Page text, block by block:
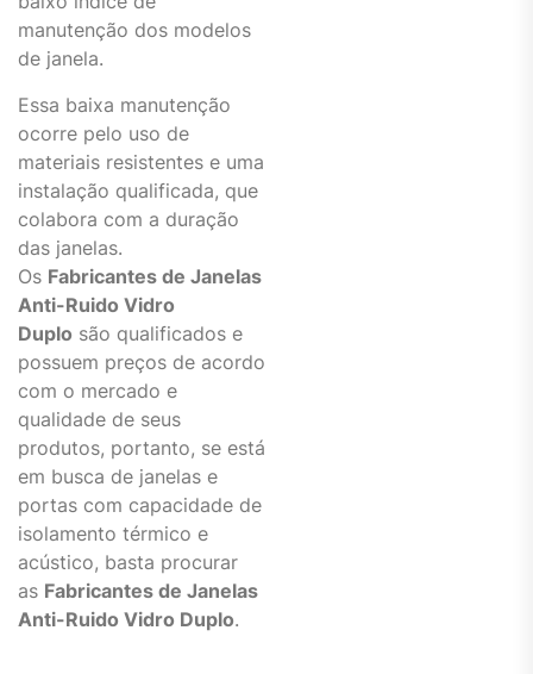
manutenção dos modelos
de janela.
Essa baixa manutenção
ocorre pelo uso de
materiais resistentes e uma
instalação qualificada, que
colabora com a duração
das janelas.
Os Fabricantes de Janelas
Anti-Ruido Vidro
Duplo são qualificados e
possuem preços de acordo
com o mercado e
qualidade de seus
produtos, portanto, se está
em busca de janelas e
portas com capacidade de
isolamento térmico e
acústico, basta procurar
as Fabricantes de Janelas
Anti-Ruido Vidro Duplo.